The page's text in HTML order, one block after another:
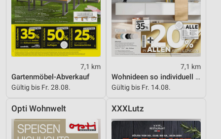
7,1 km
Gartenmöbel-Abverkauf
Gültig bis Fr. 28.08.
7,1 km
Wohnideen so individuell wie du!
Gültig bis Fr. 14.08.
Opti Wohnwelt XXXLutz